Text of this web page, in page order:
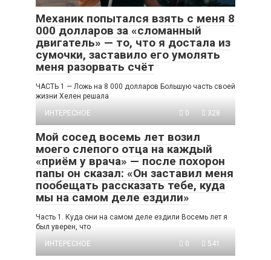
Механик попытался взять с меня 8
000 долларов за «сломанный
двигатель» — то, что я достала из
сумочки, заставило его умолять
меня разорвать счёт
ЧАСТЬ 1 — Ложь на 8 000 долларов Большую часть своей
жизни Хелен решала
ИНТЕРЕСНОЕ
0 328
Мой сосед восемь лет возил
моего слепого отца на каждый
«приём у врача» — после похорон
папы он сказал: «Он заставил меня
пообещать рассказать тебе, куда
мы на самом деле ездили»
Часть 1. Куда они на самом деле ездили Восемь лет я
был уверен, что
ИНТЕРЕСНОЕ
0 541